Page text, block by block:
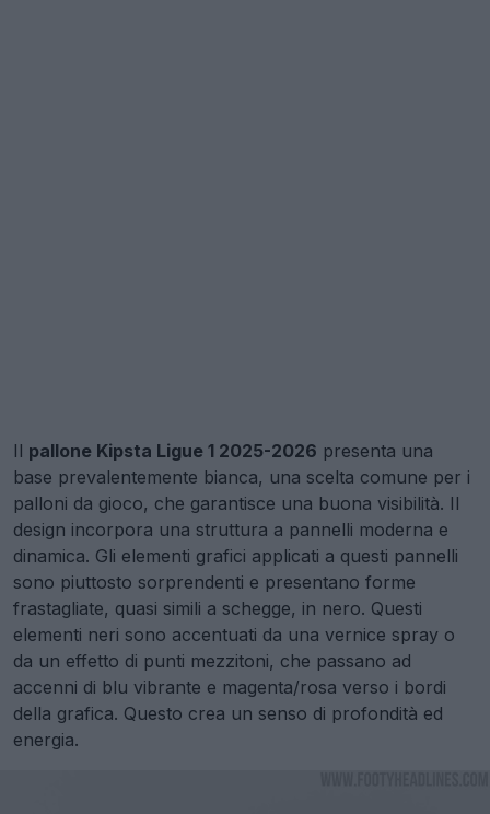
Il pallone Kipsta Ligue 1 2025-2026 presenta una
base prevalentemente bianca, una scelta comune per i
palloni da gioco, che garantisce una buona visibilità. Il
design incorpora una struttura a pannelli moderna e
dinamica. Gli elementi grafici applicati a questi pannelli
sono piuttosto sorprendenti e presentano forme
frastagliate, quasi simili a schegge, in nero. Questi
elementi neri sono accentuati da una vernice spray o
da un effetto di punti mezzitoni, che passano ad
accenni di blu vibrante e magenta/rosa verso i bordi
della grafica. Questo crea un senso di profondità ed
energia.